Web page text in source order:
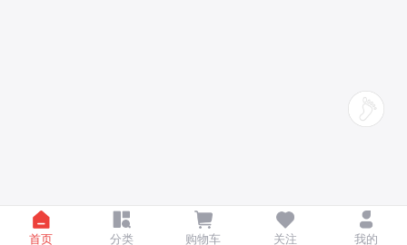
首页 分类 购物车 关注 我的